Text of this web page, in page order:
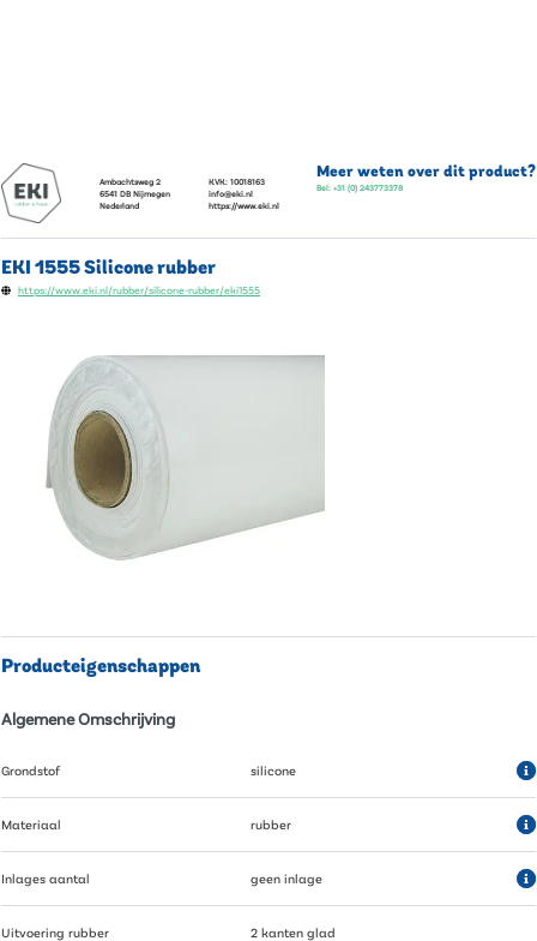
Ambachtsweg 2
6541 DB Nijmegen
Nederland
KVK: 10018163
info@eki.nl
https://www.eki.nl
Meer weten over dit product?
Bel: +31 (0) 243773378
EKI 1555 Silicone rubber
https://www.eki.nl/rubber/silicone-rubber/eki1555
Producteigenschappen
Algemene Omschrijving
Grondstof silicone
Materiaal rubber
Inlages aantal geen inlage
Uitvoering rubber 2 kanten glad